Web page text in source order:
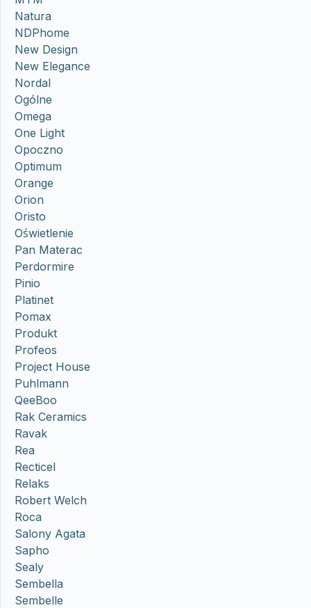
Natura
NDPhome
New Design
New Elegance
Nordal
Ogólne
Omega
One Light
Opoczno
Optimum
Orange
Orion
Oristo
Oświetlenie
Pan Materac
Perdormire
Pinio
Platinet
Pomax
Produkt
Profeos
Project House
Puhlmann
QeeBoo
Rak Ceramics
Ravak
Rea
Recticel
Relaks
Robert Welch
Roca
Salony Agata
Sapho
Sealy
Sembella
Sembelle